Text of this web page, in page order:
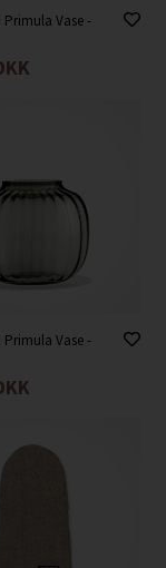
Vase -
Vase -